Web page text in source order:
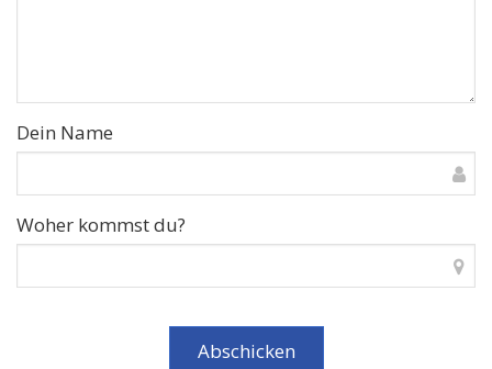
Dein Name
Woher kommst du?